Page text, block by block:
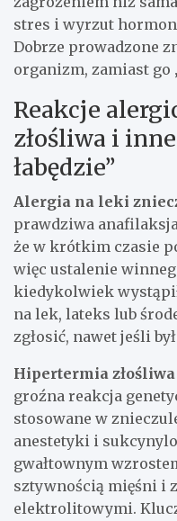
stres i wyrzut
Dobrze prowadzone
organizm, zamiast go
Reakcje
złośliwa i
łabędzie”
Alergia na leki
prawdziwa
że w krótkim czasie
więc ustalenie
kiedykolwiek
na lek, lateks lub
zgłosić, nawet jeśli
Hipertermia złośliwa
groźna reakcja
stosowane w
anestetyki i
gwałtownym
sztywnością mięśni i
elektrolitowymi.